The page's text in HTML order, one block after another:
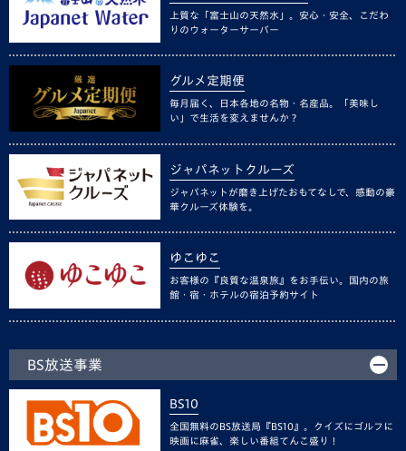
上質な「富士山の天然水」。安心・安全、こだわ
りのウォーターサーバー
グルメ定期便
毎月届く、日本各地の名物・名産品。「美味し
い」で生活を変えませんか？
ジャパネットクルーズ
ジャパネットが磨き上げたおもてなしで、感動の豪
華クルーズ体験を。
ゆこゆこ
お客様の『良質な温泉旅』をお手伝い。国内の旅
館・宿・ホテルの宿泊予約サイト
BS放送事業
BS10
全国無料のBS放送局『BS10』。クイズにゴルフに
映画に麻雀、楽しい番組てんこ盛り！